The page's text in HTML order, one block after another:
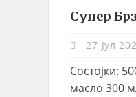
Супер
27 Јул
Сoстојки:
масло 300